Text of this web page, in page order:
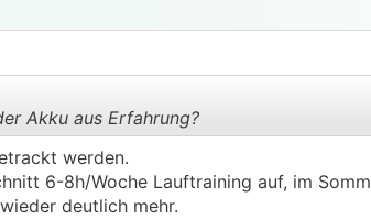
..
Akku aus Erfahrung?
werden.
6-8h/Woche Lauftraining auf, im
deutlich mehr.